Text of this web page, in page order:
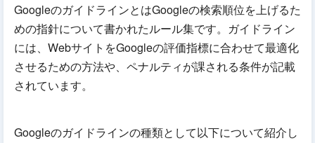
GoogleのガイドラインとはGoogleの検索順位を上げるた
めの指針について書かれたルール集です。ガイドライン
には、WebサイトをGoogleの評価指標に合わせて最適化
させるための方法や、ペナルティが課される条件が記載
されています。
Googleのガイドラインの種類として以下について紹介し